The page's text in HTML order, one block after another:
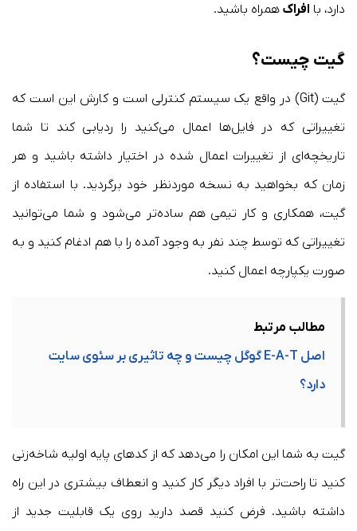
دارد، با افراک همراه باشید.
گیت چیست؟
گیت (Git) در واقع یک سیستم کنترلی است و کارش این است که
تغییراتی که در فایل‌ها اعمال می‌کنید را ردیابی کند تا شما
تاریخچه‌ای از تغییرات اعمال شده در اختیار داشته باشید و هر
زمان که بخواهید به نسخه موردنظر خود بر‌گردید. با استفاده از
گیت، همکاری و کار تیمی هم ساده‌تر می‌شود و شما می‌توانید
تغییراتی که توسط چند نفر به وجود آمده را با هم ادغام کنید و به‌
صورت یکپارچه اعمال کنید.
مطالب مرتبط
اصل E-A-T گوگل چیست و چه تاثیری بر سئوی سایت
دارد؟
گیت به شما این امکان را می‌دهد که از کدهای پایه اولیه شاخه‌زنی
کنید تا راحت‌تر با افراد دیگر کار کنید و انعطاف بیشتری در این راه
داشته باشید. فرض کنید قصد دارید روی یک قابلیت جدید از